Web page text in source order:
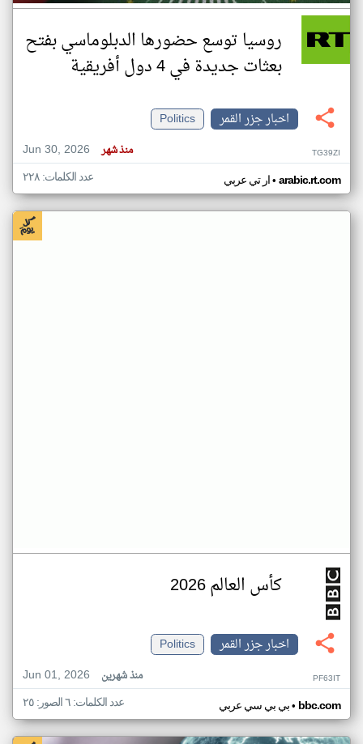
روسيا توسع حضورها الدبلوماسي بفتح
بعثات جديدة في 4 دول أفريقية
اخبار جزر القمر
Politics
Jun 30, 2026
منذ شهر TG39ZI
ار تي عربي• arabic.rt.com عدد الكلمات: ٢٢٨
كأس العالم 2026
اخبار جزر القمر
Politics
Jun 01, 2026
منذ شهرين PF63IT
بي بي سي عربي• bbc.com عدد الكلمات: ٦ الصور: ٢٥